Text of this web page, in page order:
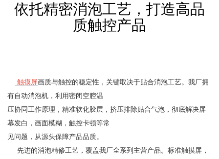
依托精密消泡工艺，打造高品
质触控产品
触摸屏画质与触控的稳定性，关键取决于贴合消泡工艺。我厂拥
有自动消泡机，利用密闭空腔温
压协同工作原理，精准软化胶层，挤压排除贴合气泡，彻底解决屏
幕发白，画面模糊，触控卡顿等常
见问题，从源头保障产品品质。
先进的消泡精修工艺，覆盖我厂全系列主营产品。标准触摸屏，